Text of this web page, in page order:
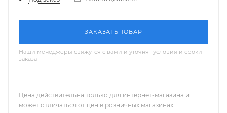
ЗАКАЗАТЬ ТОВАР
Наши менеджеры свяжутся с вами и уточнят условия и сроки
заказа
Цена действительна только для интернет-магазина и
может отличаться от цен в розничных магазинах